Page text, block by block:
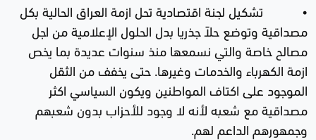
• تشكيل لجنة اقتصادية تحل ازمة العراق الحالية بكل
مصداقية وتوضع حلاً جذريا بدل الحلول الإعلامية من اجل
مصالح خاصة والتي نسمعها منذ سنوات عديدة بما يخص
ازمة الكهرباء والخدمات وغيرها. حتى يخفف من الثقل
الموجود على اكتاف المواطنين ويكون السياسي اكثر
مصداقية مع شعبه لأنه لا وجود للأحزاب بدون شعبهم
وجمهورهم الداعم لهم.